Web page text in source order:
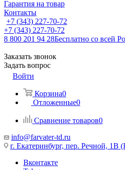
Гарантия на товар
Контакты
+7 (343) 227-70-72
+7 (343) 227-70-72
8 800 201 94 28Бесплатно со всей
Заказать звонок
Задать вопрос
Войти
Корзина0
Отложенные0
Сравнение товаров0
info@farvater-td.ru
г. Екатеринбург, пер. Речной, 1В
Вконтакте